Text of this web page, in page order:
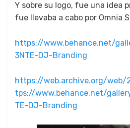
Y sobre su logo, fue una idea
fue llev­a­ba a cabo por Omnia
https://www.behance.net/
3NTE-DJ-Branding
https://web.archive.org/
tps://www.behance.net/
TE-DJ-Branding